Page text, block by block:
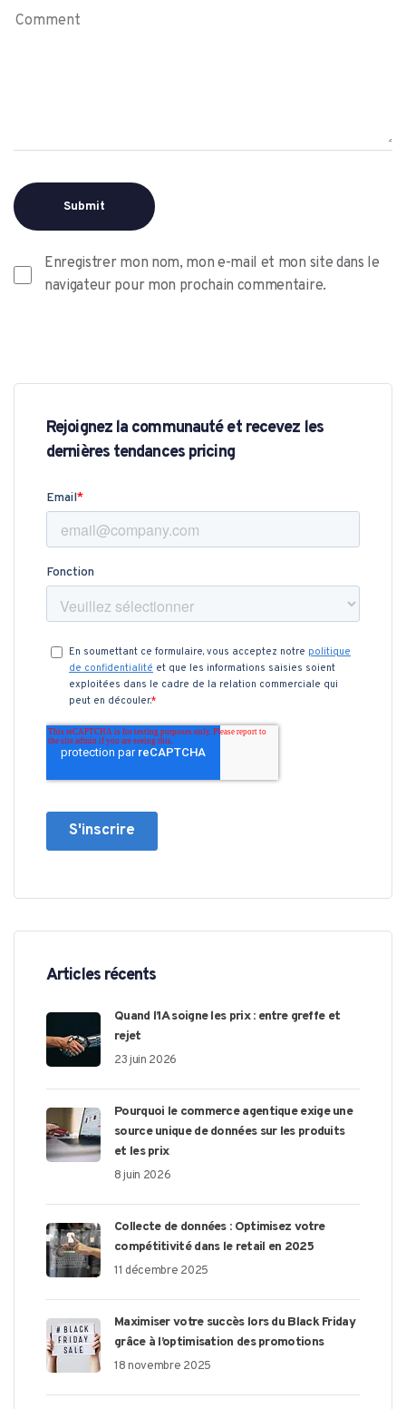
Enregistrer mon nom, mon e-mail et mon site dans le
navigateur pour mon prochain commentaire.
Rejoignez la communauté et recevez les
dernières tendances pricing
Articles récents
Quand l’IA soigne les prix : entre greffe et
rejet
23 juin 2026
Pourquoi le commerce agentique exige une
source unique de données sur les produits
et les prix
8 juin 2026
Collecte de données : Optimisez votre
compétitivité dans le retail en 2025
11 décembre 2025
Maximiser votre succès lors du Black Friday
grâce à l’optimisation des promotions
18 novembre 2025